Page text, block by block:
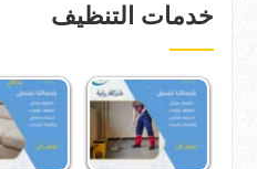
خدمات التنظيف